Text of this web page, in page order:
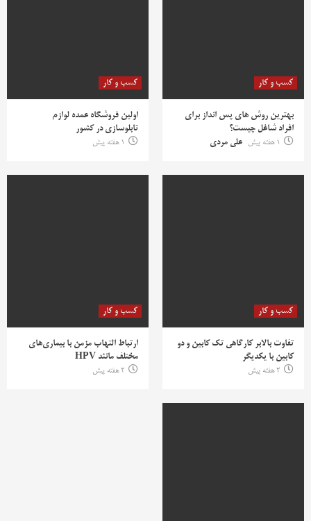
کسب و کار
بهترین روش‌ های پس‌ انداز برای
افراد شاغل چیست؟
1 هفته پیش
علی مردی
کسب و کار
اولین فروشگاه عمده لوازم
تابلوسازی در کشور
1 هفته پیش
کسب و کار
تفاوت بالابر کارگاهی تک کابین و دو
کابین با یکدیگر
2 هفته پیش
کسب و کار
ارتباط التهاب مزمن با بیماری‌های
مختلف مانند HPV
2 هفته پیش